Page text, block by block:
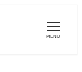
MENU